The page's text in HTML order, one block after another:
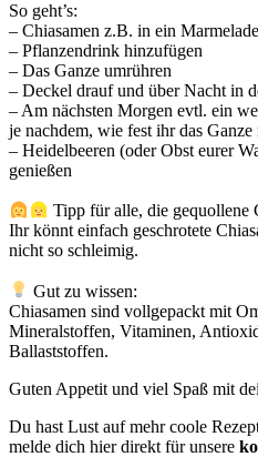
So geht’s:⁣⁣
– Chiasamen z.B. in ein
– Pflanzendrink hinzufügen⁣⁣
– Das Ganze umrühren⁣⁣
– Deckel drauf und über Nacht in
– Am nächsten Morgen evtl. ein
je nachdem, wie fest ihr das Ganze
– Heidelbeeren (oder Obst eurer
genießen⁣⁣
Tipp für alle, die gequollene
Ihr könnt einfach geschrotete
nicht so schleimig. ⁣⁣
Gut zu wissen:⁣⁣
Chiasamen sind vollgepackt mit
Mineralstoffen, Vitaminen,
Ballaststoffen.⁣⁣
Guten Appetit und viel Spaß mit
Du hast Lust auf mehr coole
melde dich hier direkt für unsere